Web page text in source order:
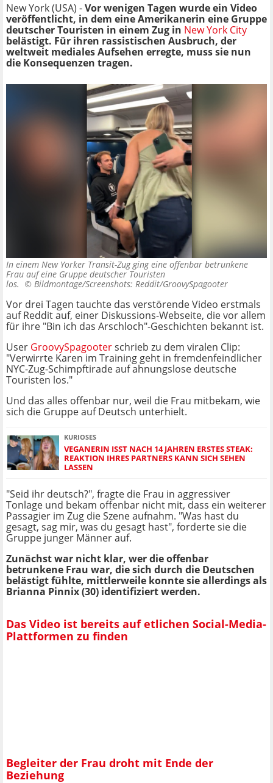
New York (USA) -Vor wenigen Tagen wurde ein Video
veröffentlicht, in dem eine Amerikanerin eine Gruppe
deutscher Touristen in einem Zug in New York City
belästigt. Für ihren rassistischen Ausbruch, der
weltweit mediales Aufsehen erregte, muss sie nun
die Konsequenzen tragen.
In einem New Yorker Transit-Zug ging eine offenbar betrunkene
Frau auf eine Gruppe deutscher Touristen
los. © Bildmontage/Screenshots: Reddit/GroovySpagooter
Vor drei Tagen tauchte das verstörende Video erstmals
auf Reddit auf, einer Diskussions-Webseite, die vor allem
für ihre "Bin ich das Arschloch"-Geschichten bekannt ist.
User GroovySpagooterschrieb zu dem viralen Clip:
"Verwirrte Karen im Training geht in fremdenfeindlicher
NYC-Zug-Schimpftirade auf ahnungslose deutsche
Touristen los."
Und das alles offenbar nur, weil die Frau mitbekam, wie
sich die Gruppe auf Deutsch unterhielt.
KURIOSES
VEGANERIN ISST NACH 14 JAHREN ERSTES STEAK:
REAKTION IHRES PARTNERS KANN SICH SEHEN
LASSEN
"Seid ihr deutsch?", fragte die Frau in aggressiver
Tonlage und bekam offenbar nicht mit, dass ein weiterer
Passagier im Zug die Szene aufnahm. "Was hast du
gesagt, sag mir, was du gesagt hast", forderte sie die
Gruppe junger Männer auf.
Zunächst war nicht klar, wer die offenbar
betrunkene Frau war, die sich durch die Deutschen
belästigt fühlte, mittlerweile konnte sie allerdings als
Brianna Pinnix (30) identifiziert werden.
Das Video ist bereits auf etlichen Social-Media-
Plattformen zu finden
Begleiter der Frau droht mit Ende der
Beziehung